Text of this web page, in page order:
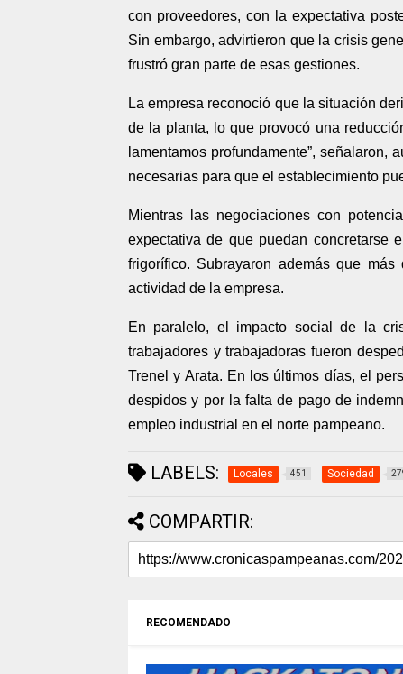
con proveedores, con la expectativa
Sin embargo, advirtieron que la crisis
frustró gran parte de esas gestiones.
La empresa reconoció que la situación
de la planta, lo que provocó una
lamentamos profundamente”,
necesarias para que el establecimiento
Mientras las negociaciones con
expectativa de que puedan concretarse
frigorífico. Subrayaron además que
actividad de la empresa.
En paralelo, el impacto social de la
trabajadores y trabajadoras fueron
Trenel y Arata. En los últimos días, el
despidos y por la falta de pago de
empleo industrial en el norte pampeano.
LABELS: Locales 451 Sociedad
COMPARTIR:
RECOMENDADO